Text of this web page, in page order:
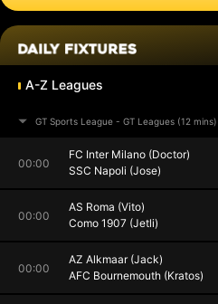
A-Z Leagues
GT Sports League - GT Leagues (12 mins)
00:00
FC Inter Milano (Doctor)
SSC Napoli (Jose)
00:00
AS Roma (Vito)
Como 1907 (Jetli)
00:00
AZ Alkmaar (Jack)
AFC Bournemouth (Kratos)